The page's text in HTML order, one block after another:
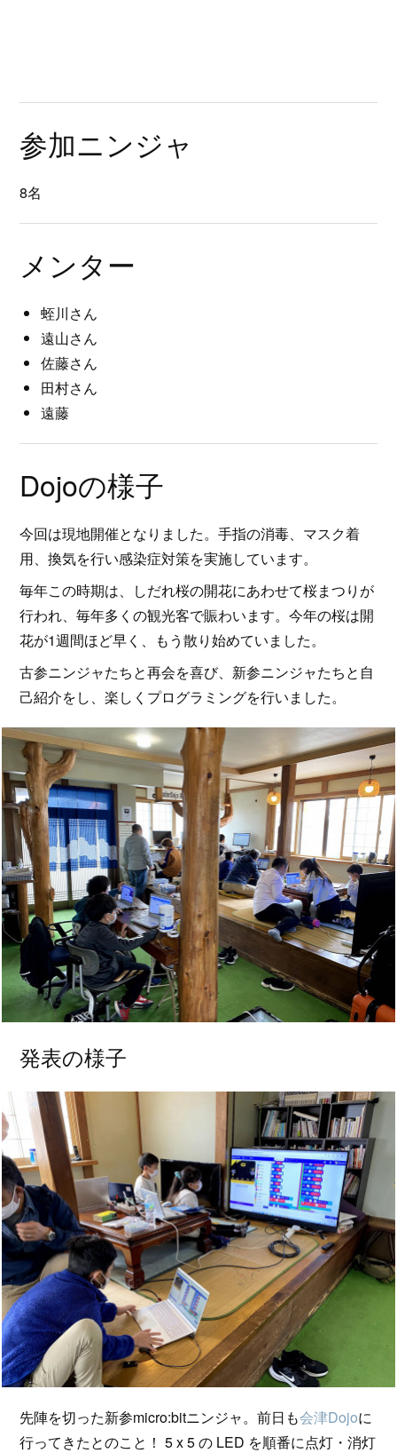
参加ニンジャ
8名
メンター
蛭川さん
遠山さん
佐藤さん
田村さん
遠藤
Dojoの様子
今回は現地開催となりました。手指の消毒、マスク着
用、換気を行い感染症対策を実施しています。
毎年この時期は、しだれ桜の開花にあわせて桜まつりが
行われ、毎年多くの観光客で賑わいます。今年の桜は開
花が1週間ほど早く、もう散り始めていました。
古参ニンジャたちと再会を喜び、新参ニンジャたちと自
己紹介をし、楽しくプログラミングを行いました。
発表の様子
先陣を切った新参micro:bitニンジャ。前日も会津Dojoに
行ってきたとのこと！ 5 x 5 の LED を順番に点灯・消灯